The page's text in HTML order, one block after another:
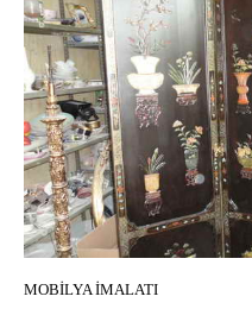
MOBILYA İMALATI